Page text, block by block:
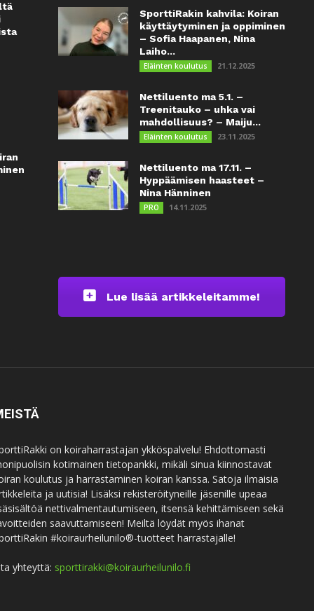
SporttiRakin kahvila: Koiran
käyttäytyminen ja oppiminen
– Sofia Haapanen, Nina
Laiho...
Eläinten koulutus 21.12.2025
Nettiluento ma 5.1. –
Treenitauko – uhka vai
mahdollisuus? – Maiju...
Eläinten koulutus 23.11.2025
Nettiluento ma 17.11. –
Hyppäämisen haasteet –
Nina Hänninen
PRO 14.11.2025
Lue lisää artikkeleitamme!
on koiraharrastajan ykköspalvelu! Ehdottomasti
kotimainen tietopankki, mikäli sinua kiinnostavat
koulutus ja harrastaminen koiran kanssa. Satoja ilmaisia
ja uutisia! Lisäksi rekisteröityneille jäsenille upeaa
nettivalmentautumiseen, itsensä kehittämiseen sekä
saavuttamiseen! Meiltä löydät myös ihanat
#koiraurheilunilo®-tuotteet harrastajalle!
yhteyttä: sporttirakki@koiraurheilunilo.fi